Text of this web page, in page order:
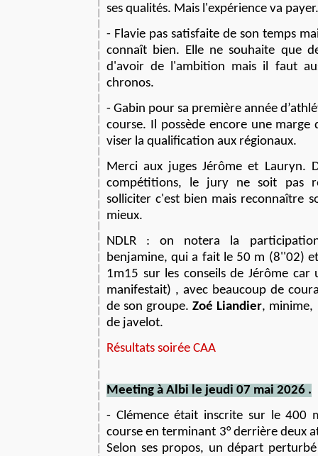
ses qualités. Mais l'expérience va payer.
- Flavie pas satisfaite de son temps
connaît bien. Elle ne souhaite que
d'avoir de l'ambition mais il faut
chronos.
- Gabin pour sa première année
course. Il possède encore une marge
viser la qualification aux régionaux.
Merci aux juges Jérôme et Lauryn.
compétitions, le jury ne soit pas
solliciter c'est bien mais reconnaître
mieux.
NDLR : on notera la
benjamine, qui a fait le 50 m (8''02)
1m15 sur les conseils de Jérôme car
manifestait) , avec beaucoup de
de son groupe.Zoé Liandier,
de javelot.
Résultats soirée CAA
Meeting à Albi le jeudi 07 mai 2026 .
- Clémence était inscrite sur le 400
course en terminant 3° derrière deux
Selon ses propos, un départ